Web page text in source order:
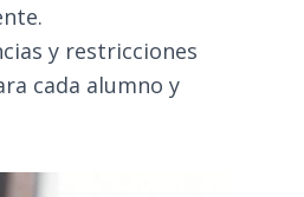
y restricciones
cada alumno y